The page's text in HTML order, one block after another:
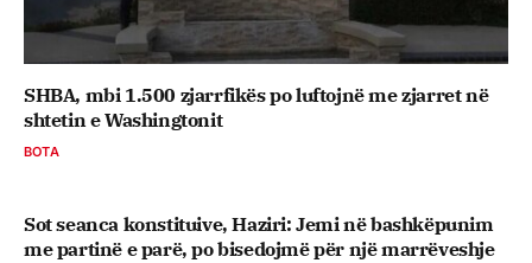
SHBA, mbi 1.500 zjarrfikës po luftojnë me zjarret në
shtetin e Washingtonit
BOTA
Sot seanca konstituive, ​Haziri: Jemi në bashkëpunim
me partinë e parë, po bisedojmë për një marrëveshje